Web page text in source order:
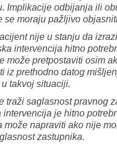
Implikacije odbijanja ili
se moraju pažljivo
nije u stanju da
intervencija hitno
može pretpostaviti osim
iz prethodno datog
takvoj situaciji.
traži saglasnost pravnog
intervencija je hitno
može napraviti ako nije
zastupnika.